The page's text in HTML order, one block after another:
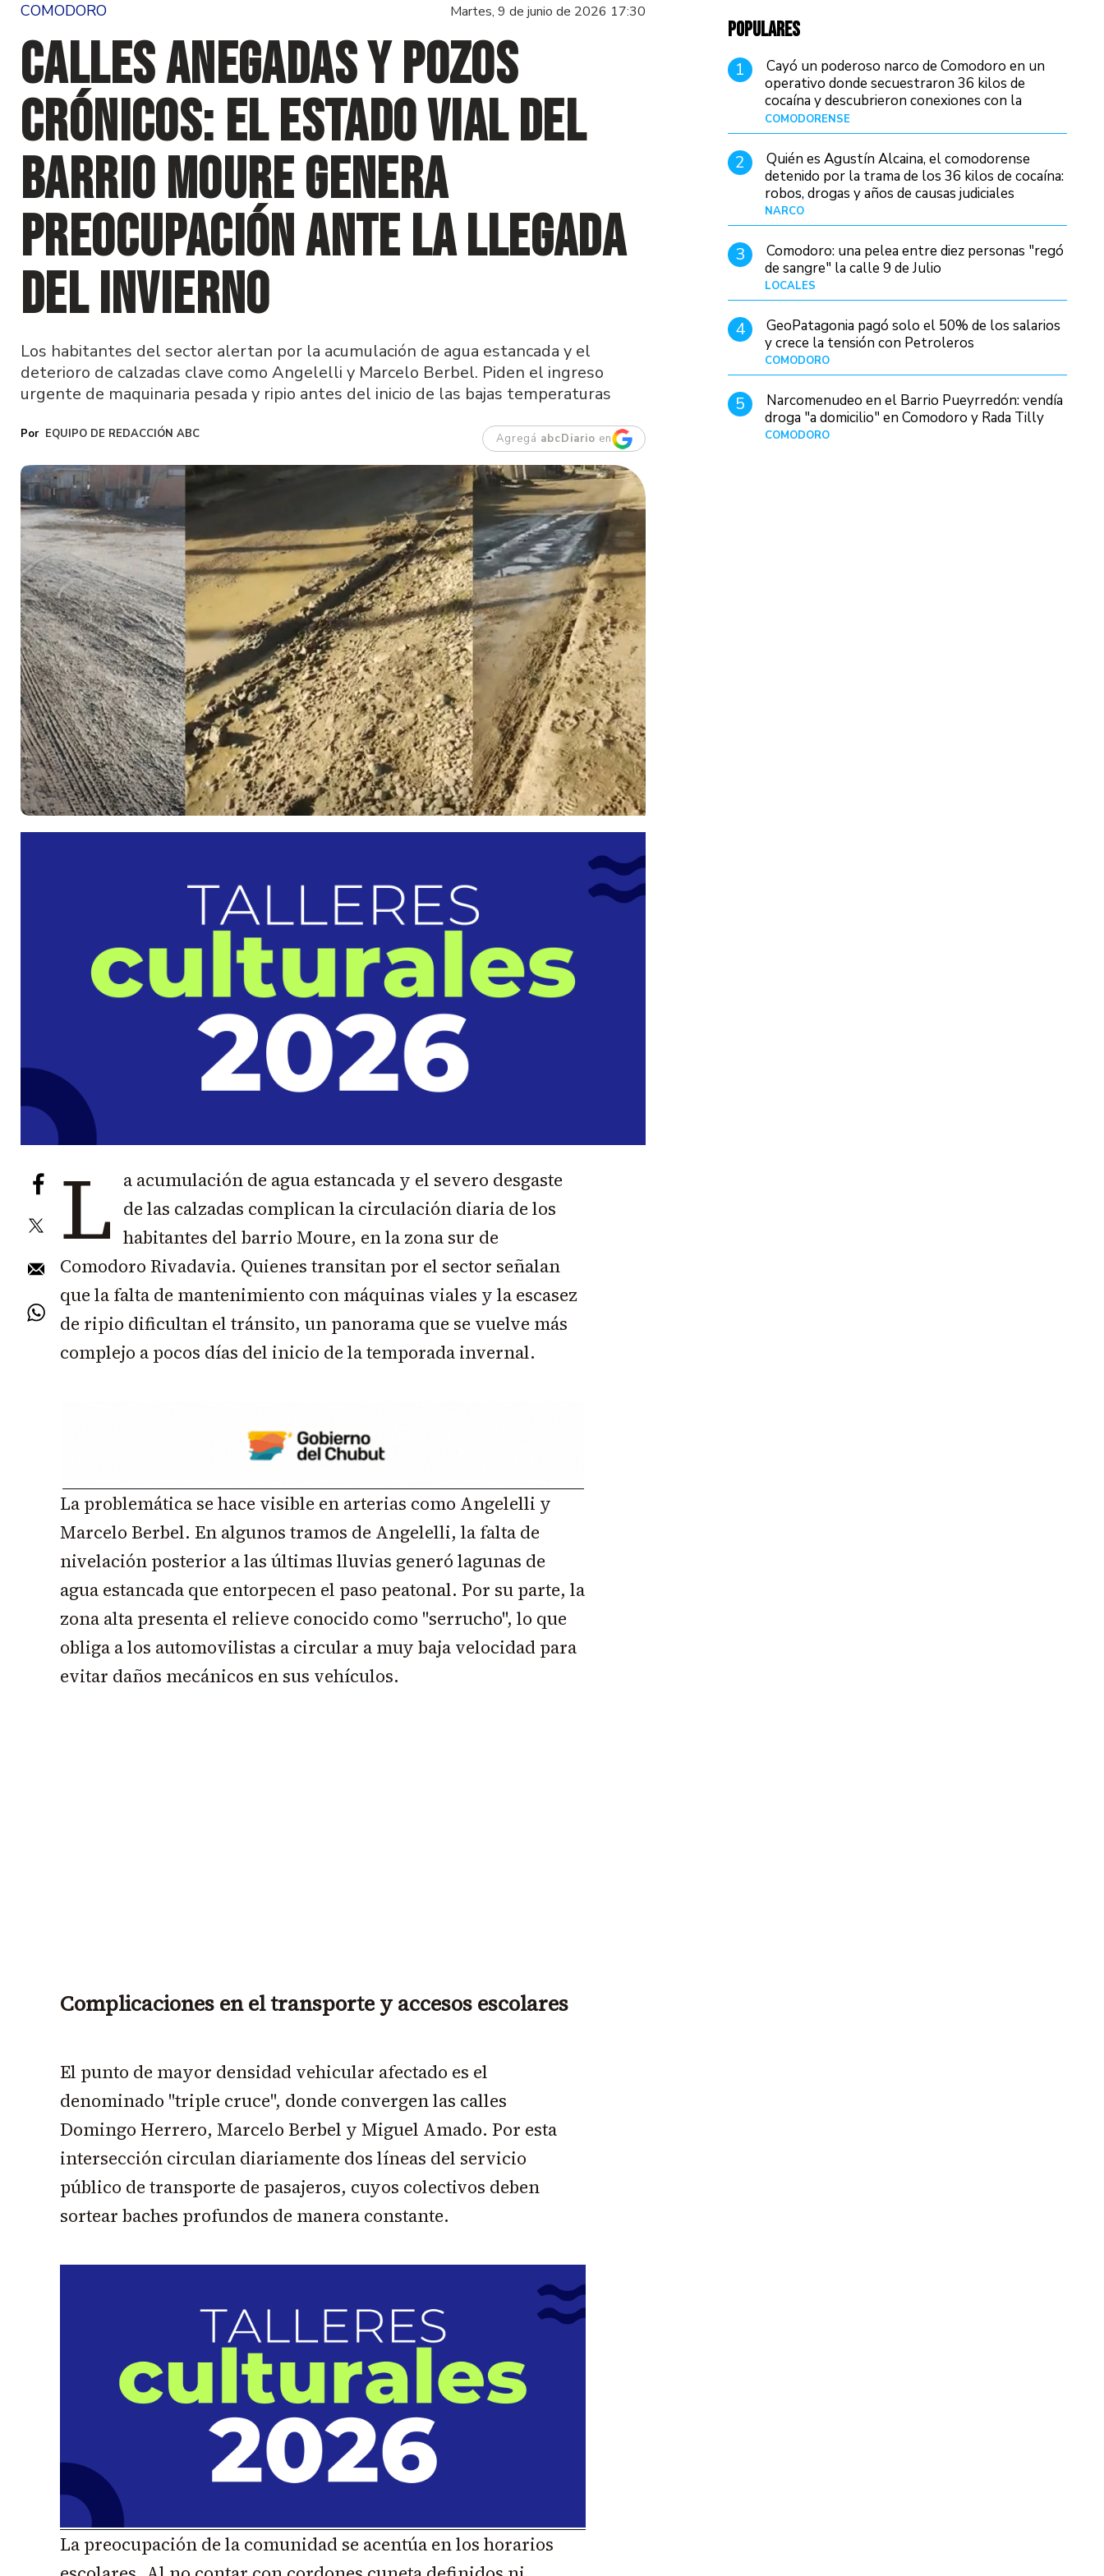
COMODORO Martes, 9 de junio de 2026 17:30
Calles anegadas y pozos
crónicos: el estado vial del
barrio Moure genera
preocupación ante la llegada
del invierno
Los habitantes del sector alertan por la acumulación de agua estancada y el
deterioro de calzadas clave como Angelelli y Marcelo Berbel. Piden el ingreso
urgente de maquinaria pesada y ripio antes del inicio de las bajas temperaturas
EQUIPO DE REDACCIÓN ABC Agregá abcDiario en
L a acumulación de agua estancada y el severo desgaste
de las calzadas complican la circulación diaria de los
habitantes del barrio Moure, en la zona sur de
Comodoro Rivadavia. Quienes transitan por el sector señalan
que la falta de mantenimiento con máquinas viales y la escasez
de ripio dificultan el tránsito, un panorama que se vuelve más
complejo a pocos días del inicio de la temporada invernal.
La problemática se hace visible en arterias como Angelelli y
Marcelo Berbel. En algunos tramos de Angelelli, la falta de
nivelación posterior a las últimas lluvias generó lagunas de
agua estancada que entorpecen el paso peatonal. Por su parte, la
zona alta presenta el relieve conocido como "serrucho", lo que
obliga a los automovilistas a circular a muy baja velocidad para
evitar daños mecánicos en sus vehículos.
Complicaciones en el transporte y accesos escolares
El punto de mayor densidad vehicular afectado es el
denominado "triple cruce", donde convergen las calles
Domingo Herrero, Marcelo Berbel y Miguel Amado. Por esta
intersección circulan diariamente dos líneas del servicio
público de transporte de pasajeros, cuyos colectivos deben
sortear baches profundos de manera constante.
La preocupación de la comunidad se acentúa en los horarios
POPULARES
1
Cayó un poderoso narco de Comodoro en un
operativo donde secuestraron 36 kilos de
cocaína y descubrieron conexiones con la
Patagonia
COMODORENSE
2
Quién es Agustín Alcaina, el comodorense
detenido por la trama de los 36 kilos de cocaína:
robos, drogas y años de causas judiciales
NARCO
3
Comodoro: una pelea entre diez personas "regó
de sangre" la calle 9 de Julio
LOCALES
4
GeoPatagonia pagó solo el 50% de los salarios
y crece la tensión con Petroleros
COMODORO
5
Narcomenudeo en el Barrio Pueyrredón: vendía
droga "a domicilio" en Comodoro y Rada Tilly
COMODORO